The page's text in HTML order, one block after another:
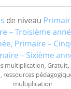
de niveau
– Troisième
Primaire –
– Sixième
multiplication,
multiplication